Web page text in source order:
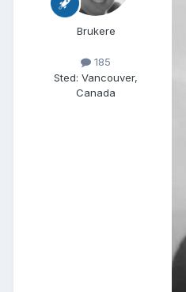
Brukere
185
Sted: Vancouver,
Canada